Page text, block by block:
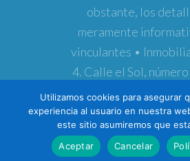
obstante, los
meramente
vinculantes •
4. Calle el Sol,
Toro (Zamora) •
980691773 •
2026 Inmobiliaria
Utilizamos cookies para asegurar
experiencia al usuario en nuestra
este sitio asumiremos que
Aceptar
Cancelar